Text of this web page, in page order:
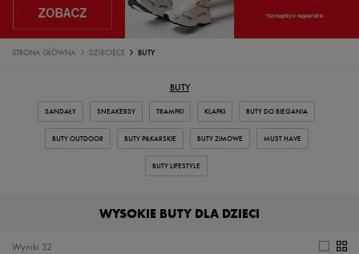
STRONA GŁÓWNA DZIECIĘCE BUTY
BUTY
SANDAŁY SNEAKERSY TRAMPKI KLAPKI BUTY DO BIEGANIA
BUTY OUTDOOR BUTY PIŁKARSKIE BUTY ZIMOWE MUST HAVE
BUTY LIFESTYLE
WYSOKIE BUTY DLA DZIECI
32
Wyniki